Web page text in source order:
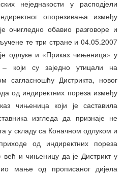
неједнакости у расподјели
опорезивања између
очигледно обавио разговоре и
те три стране и 04.05.2007
одлуке и «Приказ чињеница» у
– који су заједно утицали на
сагласношћу Дистрикта, новог
од индиректних пореза између
чињеница који је саставила
изгледа да признаје не
у складу са Коначном одлуком и
од индиректних пореза
и чињеницу да је Дистрикт у
мање од прописаног дијела